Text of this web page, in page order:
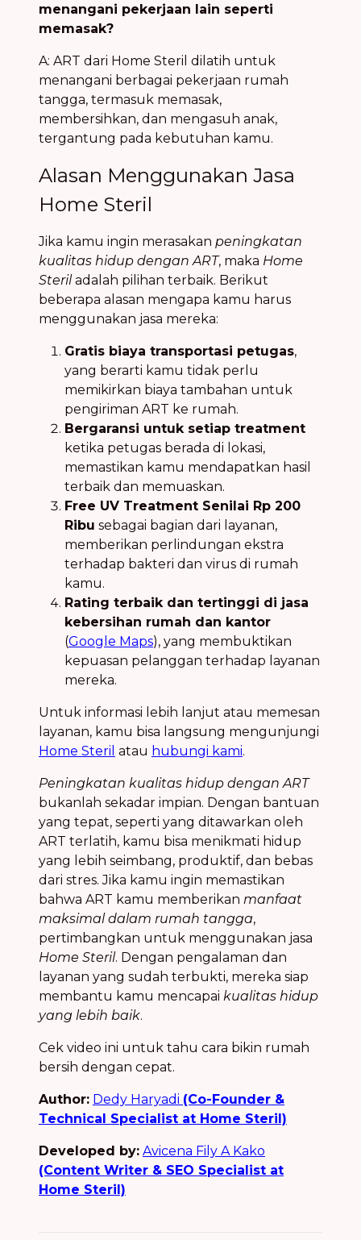
menangani pekerjaan lain seperti
memasak?
A: ART dari Home Steril dilatih untuk
menangani berbagai pekerjaan rumah
tangga, termasuk memasak,
membersihkan, dan mengasuh anak,
tergantung pada kebutuhan kamu.
Alasan Menggunakan Jasa
Home Steril
Jika kamu ingin merasakan peningkatan
kualitas hidup dengan ART, maka Home
Steriladalah pilihan terbaik. Berikut
beberapa alasan mengapa kamu harus
menggunakan jasa mereka:
Gratis biaya transportasi petugas,
yang berarti kamu tidak perlu
memikirkan biaya tambahan untuk
pengiriman ART ke rumah.
Bergaransi untuk setiap treatment
ketika petugas berada di lokasi,
memastikan kamu mendapatkan hasil
terbaik dan memuaskan.
Free UV Treatment Senilai Rp 200
Ribu sebagai bagian dari layanan,
memberikan perlindungan ekstra
terhadap bakteri dan virus di rumah
kamu.
Rating terbaik dan tertinggi di jasa
kebersihan rumah dan kantor
(Google Maps), yang membuktikan
kepuasan pelanggan terhadap layanan
mereka.
Untuk informasi lebih lanjut atau memesan
layanan, kamu bisa langsung mengunjungi
Home Steril atau hubungi kami.
Peningkatan kualitas hidup dengan ART
bukanlah sekadar impian. Dengan bantuan
yang tepat, seperti yang ditawarkan oleh
ART terlatih, kamu bisa menikmati hidup
yang lebih seimbang, produktif, dan bebas
dari stres. Jika kamu ingin memastikan
bahwa ART kamu memberikan manfaat
maksimal dalam rumah tangga,
pertimbangkan untuk menggunakan jasa
Home Steril. Dengan pengalaman dan
layanan yang sudah terbukti, mereka siap
membantu kamu mencapai kualitas hidup
yang lebih baik.
Cek video ini untuk tahu cara bikin rumah
bersih dengan cepat.
Author: Dedy Haryadi (Co-Founder &
Technical Specialist at Home Steril)
Developed by: Avicena Fily A Kako
(Content Writer & SEO Specialist at
Home Steril)